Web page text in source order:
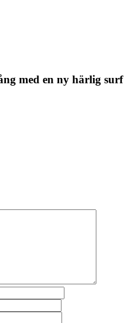
med en ny härlig surf